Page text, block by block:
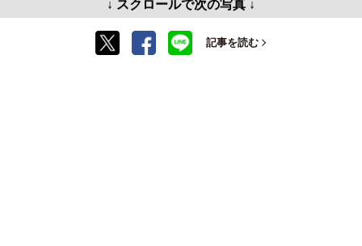
↓ スクロールで次の写真 ↓
記事を読む